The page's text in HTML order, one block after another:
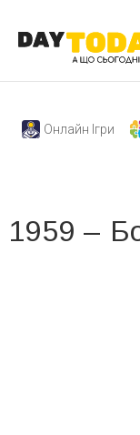
Онлайн Ігри
1959 –